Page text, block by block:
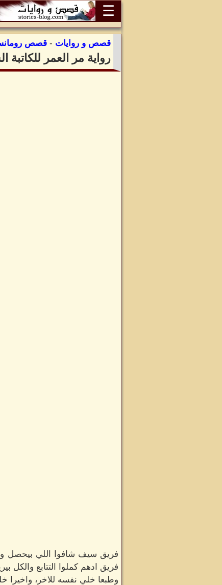
☰
قصص و روايات - قصص
رواية مر العمر
فريق سيف شافوا اللي بيحصل
فريق ادهم كملوا التتابع والكل
وطبعا خلي نفسه للاخر، واخيرا